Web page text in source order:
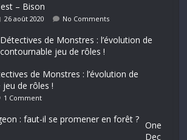
– Bison
26 août 2020 No Comments
de Monstres : l’évolution de
jeu de rôles !
1 Comment
One
Dec